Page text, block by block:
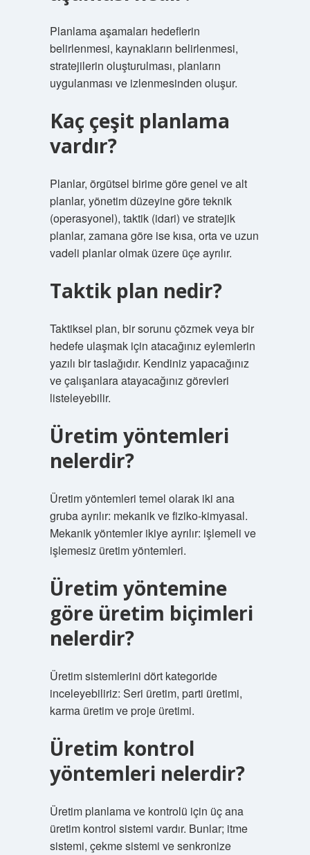
Planlama aşamaları hedeflerin
belirlenmesi, kaynakların belirlenmesi,
stratejilerin oluşturulması, planların
uygulanması ve izlenmesinden oluşur.
Kaç çeşit planlama
vardır?
Planlar, örgütsel birime göre genel ve alt
planlar, yönetim düzeyine göre teknik
(operasyonel), taktik (idari) ve stratejik
planlar, zamana göre ise kısa, orta ve uzun
vadeli planlar olmak üzere üçe ayrılır.
Taktik plan nedir?
Taktiksel plan, bir sorunu çözmek veya bir
hedefe ulaşmak için atacağınız eylemlerin
yazılı bir taslağıdır. Kendiniz yapacağınız
ve çalışanlara atayacağınız görevleri
listeleyebilir.
Üretim yöntemleri
nelerdir?
Üretim yöntemleri temel olarak iki ana
gruba ayrılır: mekanik ve fiziko-kimyasal.
Mekanik yöntemler ikiye ayrılır: işlemeli ve
işlemesiz üretim yöntemleri.
Üretim yöntemine
göre üretim biçimleri
nelerdir?
Üretim sistemlerini dört kategoride
inceleyebiliriz: Seri üretim, parti üretimi,
karma üretim ve proje üretimi.
Üretim kontrol
yöntemleri nelerdir?
Üretim planlama ve kontrolü için üç ana
üretim kontrol sistemi vardır. Bunlar; itme
sistemi, çekme sistemi ve senkronize